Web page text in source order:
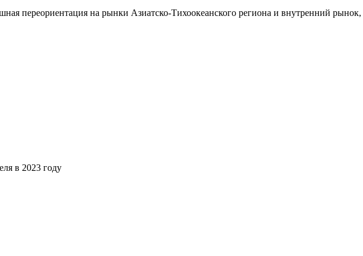
переориентация на рынки Азиатско-Тихоокеанского региона и внутренний рынок,
в 2023 году